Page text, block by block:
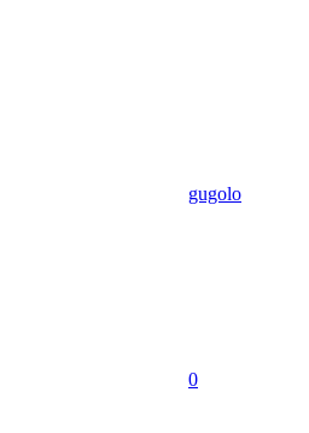
gugolo
0